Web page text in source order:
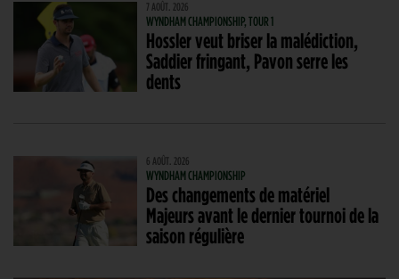
7 AOÛT. 2026
WYNDHAM CHAMPIONSHIP, TOUR 1
Hossler veut briser la malédiction,
Saddier fringant, Pavon serre les
dents
6 AOÛT. 2026
WYNDHAM CHAMPIONSHIP
Des changements de matériel
Majeurs avant le dernier tournoi de la
saison régulière